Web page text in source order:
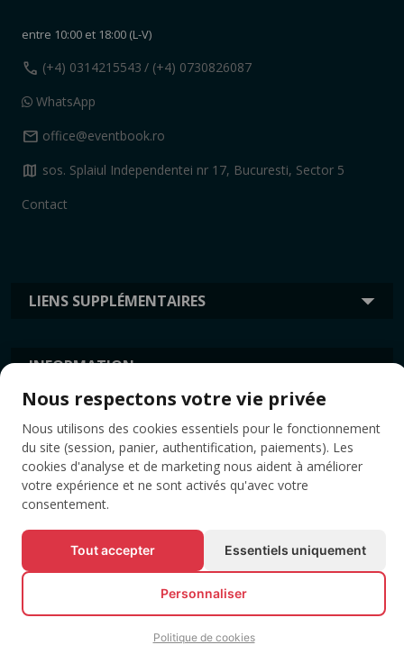
LIENS SUPPLÉMENTAIRES
INFORMATION
entre 10:00 et 18:00 (L-V)
call (+4) 0314215543 / (+4) 0730826087
WhatsApp
mail office@eventbook.ro
map sos. Splaiul Independentei nr 17, Bucuresti, Sector 5
Contact
ÉTIQUETTES
© Tous droits réservés EVENTBOOK SRL.
Nous respectons votre vie privée
Nous utilisons des cookies essentiels pour le fonctionnement
du site (session, panier, authentification, paiements). Les
cookies d'analyse et de marketing nous aident à améliorer
votre expérience et ne sont activés qu'avec votre
consentement.
Tout accepter Essentiels uniquement
Personnaliser
Politique de cookies